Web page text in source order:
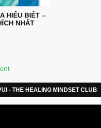
HIỂU BIẾT –
NHẤT
- THE HEALING MINDSET CLUB